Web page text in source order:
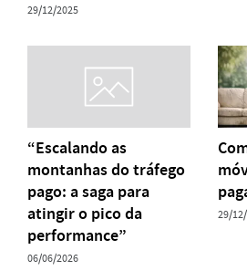
29/12/2025
“Escalando as
montanhas do tráfego
pago: a saga para
atingir o pico da
performance”
06/06/2026
29/